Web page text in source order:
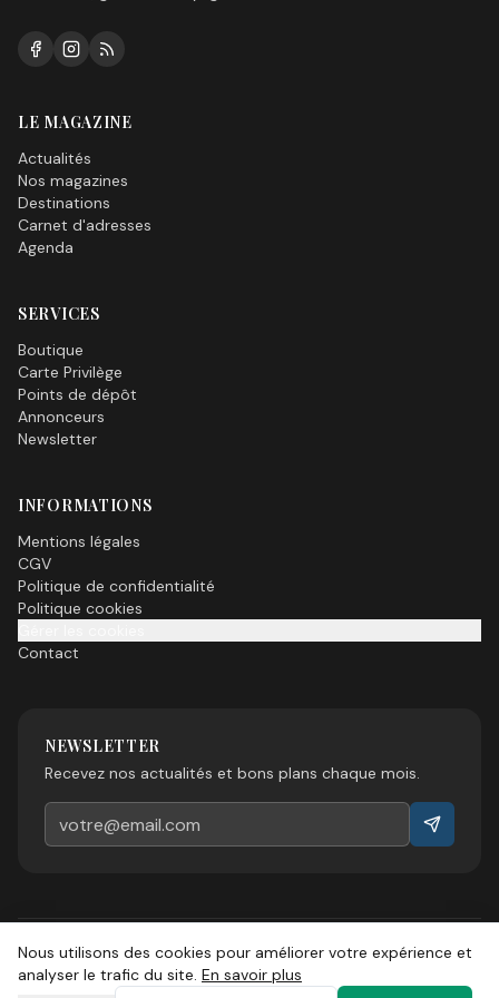
LE MAGAZINE
Actualités
Nos magazines
Destinations
Carnet d'adresses
Agenda
SERVICES
Boutique
Carte Privilège
Points de dépôt
Annonceurs
Newsletter
INFORMATIONS
Mentions légales
CGV
Politique de confidentialité
Politique cookies
Contact
NEWSLETTER
Recevez nos actualités et bons plans chaque mois.
©2026Esprit Sud Magazine. Tous droits réservés.
Nous utilisons des cookies pour améliorer votre expérience et
analyser le trafic du site. En savoir plus